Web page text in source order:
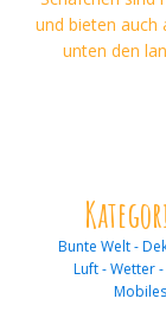
und bieten auch
unten den
Bunte Welt -
Luft - Wetter -
Mobiles